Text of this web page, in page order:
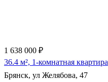
1 638 000 ₽
36.4 м², 1-комнатная квартира
Брянск, ул Желябова, 47